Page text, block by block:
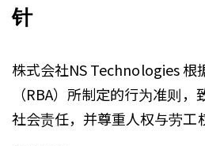
针
株式会社NS Technologies 根
（RBA）所制定的行为准则
社会责任，并尊重人权与劳工